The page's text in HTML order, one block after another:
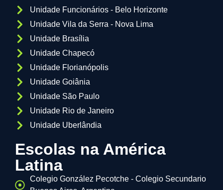
Unidade Funcionários - Belo Horizonte
Unidade Vila da Serra - Nova Lima
Unidade Brasília
Unidade Chapecó
Unidade Florianópolis
Unidade Goiânia
Unidade São Paulo
Unidade Rio de Janeiro
Unidade Uberlândia
Escolas na América
Latina
Colegio González Pecotche - Colegio Secundario